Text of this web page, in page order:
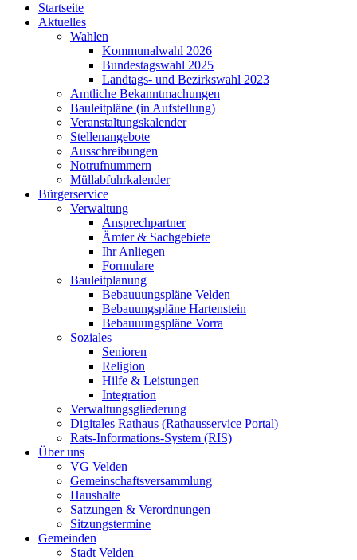
Startseite
Aktuelles
Wahlen
Kommunalwahl 2026
Bundestagswahl 2025
Landtags- und Bezirkswahl 2023
Amtliche Bekanntmachungen
Bauleitpläne (in Aufstellung)
Veranstaltungskalender
Stellenangebote
Ausschreibungen
Notrufnummern
Müllabfuhrkalender
Bürgerservice
Verwaltung
Ansprechpartner
Ämter & Sachgebiete
Ihr Anliegen
Formulare
Bauleitplanung
Bebauuungspläne Velden
Bebauungspläne Hartenstein
Bebauuungspläne Vorra
Soziales
Senioren
Religion
Hilfe & Leistungen
Integration
Verwaltungsgliederung
Digitales Rathaus (Rathausservice Portal)
Rats-Informations-System (RIS)
Über uns
VG Velden
Gemeinschaftsversammlung
Haushalte
Satzungen & Verordnungen
Sitzungstermine
Gemeinden
Stadt Velden